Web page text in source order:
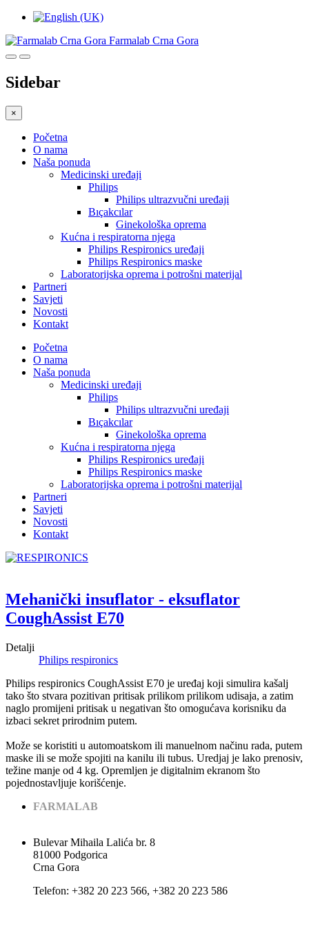
Farmalab Crna Gora
Sidebar
×
Početna
O nama
Naša ponuda
Medicinski uređaji
Philips
Philips ultrazvučni uređaji
Bıçakcılar
Ginekološka oprema
Kućna i respiratorna njega
Philips Respironics uređaji
Philips Respironics maske
Laboratorijska oprema i potrošni materijal
Partneri
Savjeti
Novosti
Kontakt
Početna
O nama
Naša ponuda
Medicinski uređaji
Philips
Philips ultrazvučni uređaji
Bıçakcılar
Ginekološka oprema
Kućna i respiratorna njega
Philips Respironics uređaji
Philips Respironics maske
Laboratorijska oprema i potrošni materijal
Partneri
Savjeti
Novosti
Kontakt
Mehanički insuflator - eksuflator
CoughAssist E70
Detalji
Philips respironics
Philips respironics CoughAssist E70 je uređaj koji simulira kašalj
tako što stvara pozitivan pritisak prilikom prilikom udisaja, a zatim
naglo promijeni pritisak u negativan što omogućava korisniku da
izbaci sekret prirodnim putem.
Može se koristiti u automoatskom ili manuelnom načinu rada, putem
maske ili se može spojiti na kanilu ili tubus. Uredjaj je lako prenosiv,
težine manje od 4 kg. Opremljen je digitalnim ekranom što
pojednostavljuje korišćenje.
FARMALAB
Bulevar Mihaila Lalića br. 8
81000 Podgorica
Crna Gora
Теlеfоn: +382 20 223 566, +382 20 223 586